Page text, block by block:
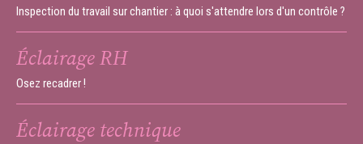
Inspection du travail sur chantier : à quoi s'attendre lors d'un contrôle ?
Éclairage RH
Osez recadrer !
Éclairage technique